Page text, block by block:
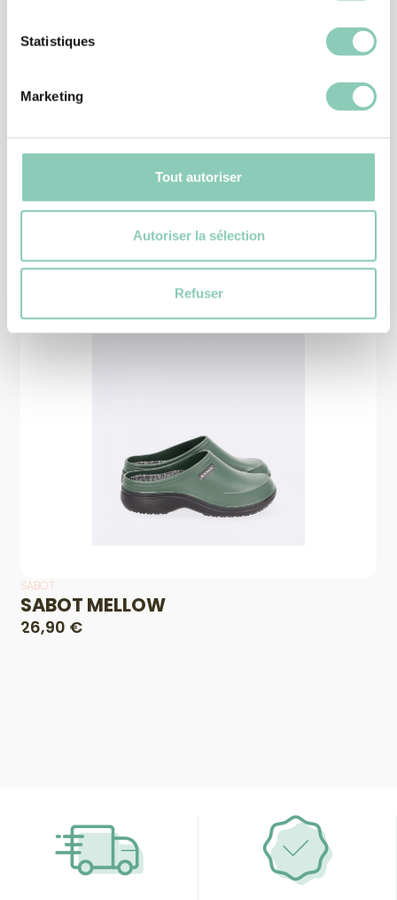
Statistiques
Marketing
Tout autoriser
Autoriser la sélection
Refuser
CHAUSSURE JARDIN
CHAUSSURE MONTANA
39,90 €
Produits similaires
SABOT
SABOT MELLOW
26,90 €